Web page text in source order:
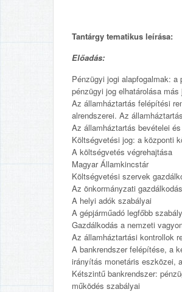
Tantárgy tematikus leírása:
Előadás:
Pénzügyi jogi alapfogalmak:
pénzügyi jog elhatárolása más
Az államháztartás felépítési
alrendszerei. Az
Az államháztartás bevételei
Költségvetési jog: a központi
A költségvetés végrehajtása
Magyar Államkincstár
Költségvetési szervek
Az önkormányzati
A helyi adók szabályai
A gépjárműadó legfőbb
Gazdálkodás a nemzeti
Az államháztartási kontrollok
A bankrendszer felépítése, a
irányítás monetáris eszközei,
Kétszintű bankrendszer:
működés szabályai